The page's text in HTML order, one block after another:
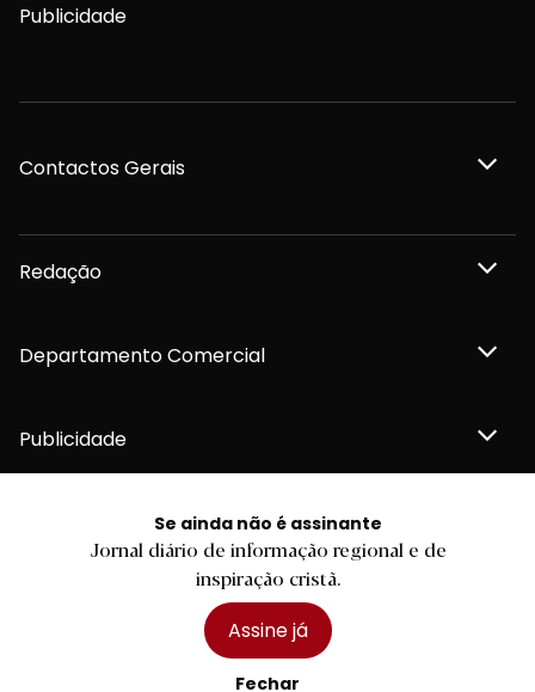
Se ainda não é assinante
Jornal diário de informação regional e de
inspiração cristã.
Assine já
Fechar
Publicidade
Contactos Gerais
Redação
Departamento Comercial
Publicidade
Privacidade e Cookies
Declaração de compromisso FSC®
Política de Confidencialidade
2026 Diário do Minho, Lda. © Todos os direitos reservados